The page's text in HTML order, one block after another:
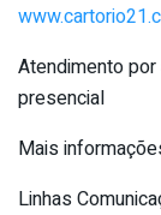
Atendimento
presencial
Mais
Linhas